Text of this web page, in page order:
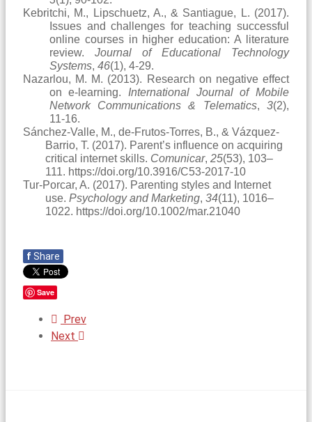
Kebritchi, M., Lipschuetz, A., & Santiague, L. (2017).
Issues and challenges for teaching successful
online courses in higher education: A literature
review. Journal of Educational Technology
Systems, 46(1), 4-29.
Nazarlou, M. M. (2013). Research on negative effect
on e-learning.International Journal of Mobile
Network Communications & Telematics,3(2),
11-16.
Sánchez-Valle, M., de-Frutos-Torres, B., & Vázquez-
Barrio, T. (2017). Parent’s influence on acquiring
critical internet skills. Comunicar, 25(53), 103–
111. https://doi.org/10.3916/C53-2017-10
Tur-Porcar, A. (2017). Parenting styles and Internet
use. Psychology and Marketing, 34(11), 1016–
1022. https://doi.org/10.1002/mar.21040
f Share
Save
Prev
Next